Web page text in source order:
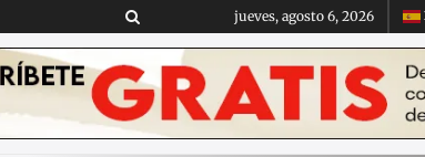
jueves, agosto 6, 2026